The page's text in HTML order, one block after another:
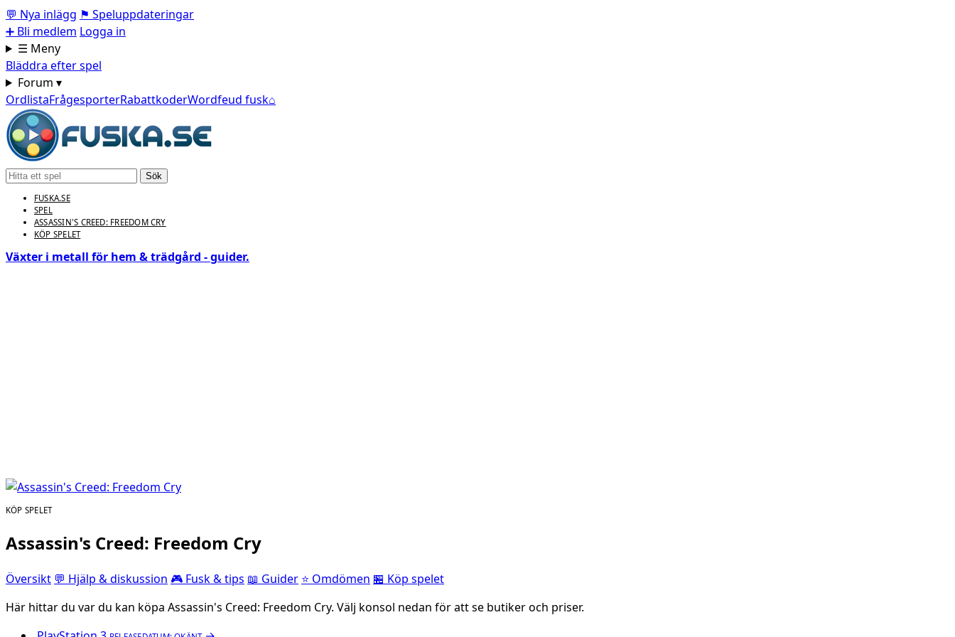
💬 Nya inlägg ⚑ Speluppdateringar
➕ Bli medlem Logga in
☰ Meny
Bläddra efter spel
Forum ▾
OrdlistaFrågesporterRabattkoderWordfeud fusk⌂
Sök
FUSKA.SE
SPEL
ASSASSIN'S CREED: FREEDOM CRY
KÖP SPELET
Växter i metall för hem & trädgård - guider.
KÖP SPELET
Assassin's Creed: Freedom Cry
Översikt 💬 Hjälp & diskussion 🎮 Fusk & tips 📖 Guider ⭐ Omdömen 🏪 Köp spelet
Här hittar du var du kan köpa Assassin's Creed: Freedom Cry. Välj konsol nedan för att se butiker och priser.